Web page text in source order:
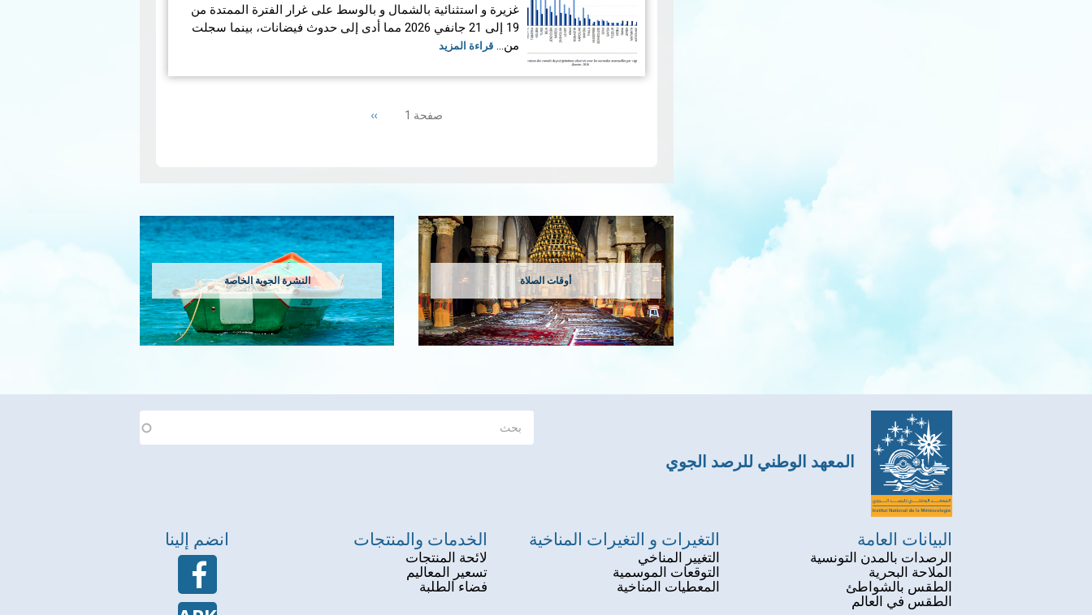
غزيرة و استثنائية بالشمال و بالوسط على غرار الفترة الممتدة من
19 إلى 21 جانفي 2026 مما أدى إلى حدوث فيضانات، بينما سجلت
من…قراءة المزيد
صفحة 1 Next
››
النشرة الجوية الخاصة أوقات الصلاة
المعهد الوطني للرصد الجوي
البيانات العامة
الرصدات بالمدن التونسية
الملاحة البحرية
الطقس بالشواطئ
الطقس في العالم
التغيرات و التغيرات المناخية
التغيير المناخي
التوقعات الموسمية
المعطيات المناخية
الخدمات والمنتجات
لائحة المنتجات
تسعير المعاليم
فضاء الطلبة
انضم إلينا